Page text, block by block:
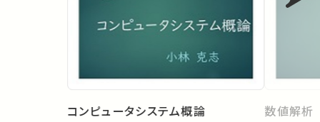
コンピュータシステム概論 数値解析